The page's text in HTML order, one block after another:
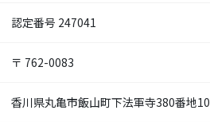
認定番号 247041
〒 762-0083
香川県丸亀市飯山町下法軍寺380番地10